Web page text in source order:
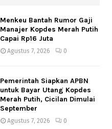
Menkeu Bantah Rumor Gaji
Manajer Kopdes Merah Putih
Capai Rp16 Juta
Agustus 7, 2026 0
Pemerintah Siapkan APBN
untuk Bayar Utang Kopdes
Merah Putih, Cicilan Dimulai
September
Agustus 7, 2026 0